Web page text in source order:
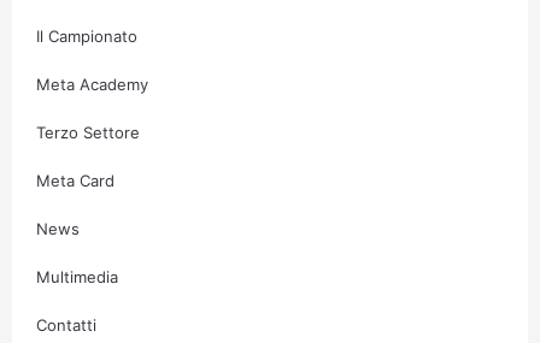
Il Campionato
Meta Academy
Terzo Settore
Meta Card
News
Multimedia
Contatti